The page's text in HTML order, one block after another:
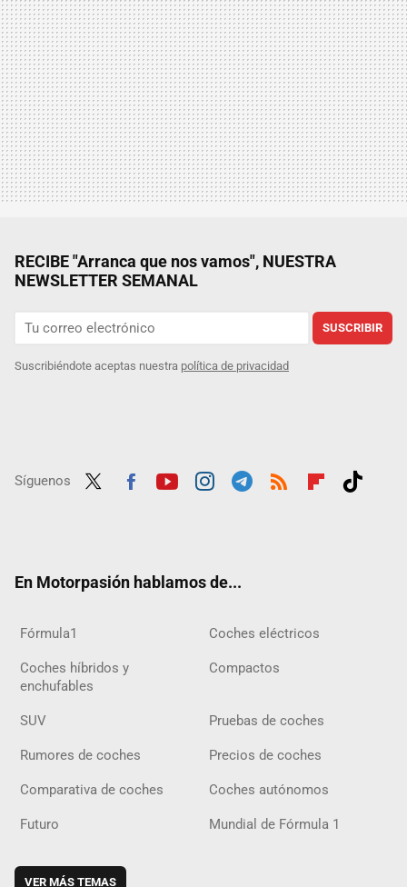
RECIBE "Arranca que nos vamos", NUESTRA
NEWSLETTER SEMANAL
SUSCRIBIR
Suscribiéndote aceptas nuestra política de privacidad
Síguenos
En Motorpasión hablamos de...
Fórmula1 Coches eléctricos
Coches híbridos y
enchufables
Compactos
SUV Pruebas de coches
Rumores de coches Precios de coches
Comparativa de coches Coches autónomos
Futuro Mundial de Fórmula 1
VER MÁS TEMAS